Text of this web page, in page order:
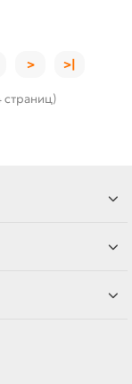
> >|
страниц)